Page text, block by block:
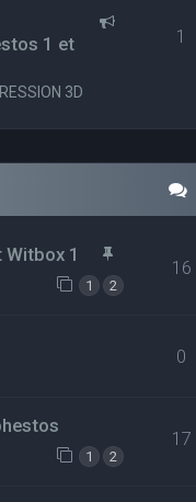
1 et
3D
1
1
1 2
16
0
1 2
17